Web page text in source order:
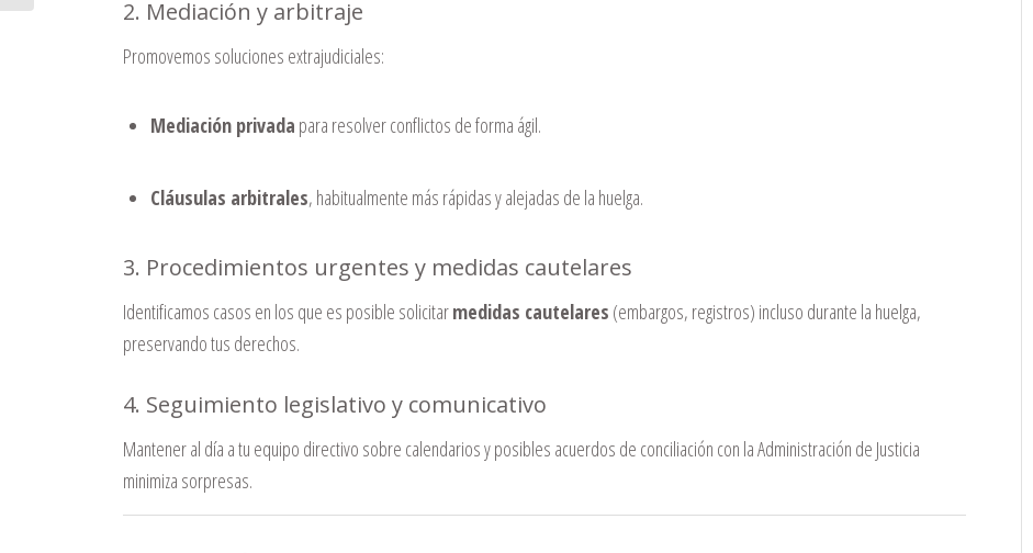
2. Mediación y arbitraje
Promovemos soluciones extrajudiciales:
Mediación privada para resolver conflictos de forma ágil.
Cláusulas arbitrales, habitualmente más rápidas y alejadas de la huelga.
3. Procedimientos urgentes y medidas cautelares
Identificamos casos en los que es posible solicitarmedidas cautelares (embargos, registros) incluso durante la huelga,
preservando tus derechos.
4. Seguimiento legislativo y comunicativo
Mantener al día a tu equipo directivo sobre calendarios y posibles acuerdos de conciliación con la Administración de Justicia
minimiza sorpresas.